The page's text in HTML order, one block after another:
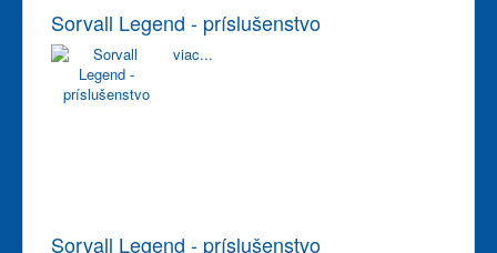
Sorvall Legend - príslušenstvo
viac...
Sorvall Legend - príslušenstvo